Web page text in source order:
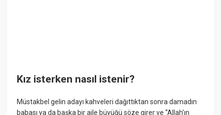
Kız isterken nasıl istenir?
Müstakbel gelin adayı kahveleri dağıttıktan sonra damadın
babası ya da başka bir aile büyüğü söze girer ve “Allah'ın